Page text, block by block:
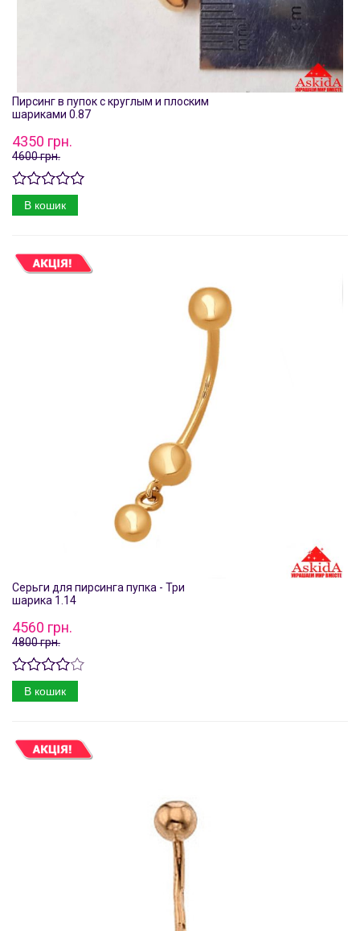
Пирсинг в пупок с круглым и плоским
шариками 0.87
4350 грн.
4600 грн.
В кошик
Серьги для пирсинга пупка - Три
шарика 1.14
4560 грн.
4800 грн.
В кошик